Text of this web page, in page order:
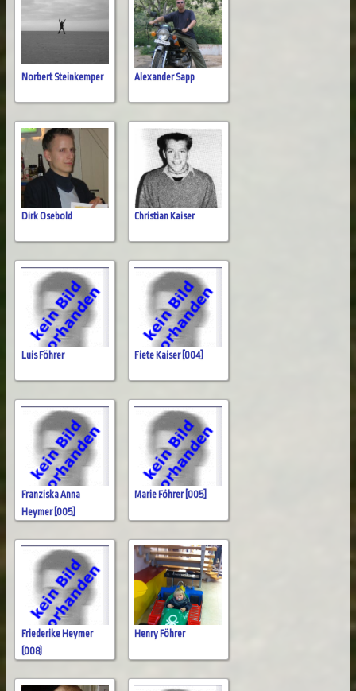
Norbert Steinkemper Alexander Sapp
Dirk Osebold Christian Kaiser
Luis Föhrer Fiete Kaiser [004]
Franziska Anna
Heymer [005]
Marie Föhrer [005]
Friederike Heymer
(008)
Henry Föhrer